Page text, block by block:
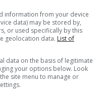
information from your device
data) may be stored by,
or used specifically by this
geolocation data. List of
data on the basis of legitimate
your options below. Look
site menu to manage or